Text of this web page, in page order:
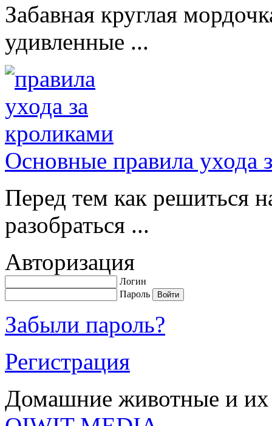
Забавная круглая
удивленные ...
Основные правила ухода
Перед тем как решиться
разобраться ...
Авторизация
Логин
Пароль
Забыли пароль?
Регистрация
Домашние животные и их